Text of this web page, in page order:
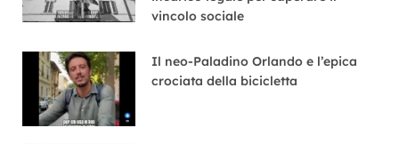
vincolo sociale
Il neo-Paladino Orlando e l’epica
crociata della bicicletta